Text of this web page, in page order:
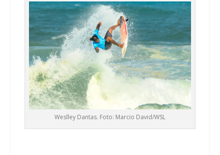
Weslley Dantas. Foto: Marcio David/WSL